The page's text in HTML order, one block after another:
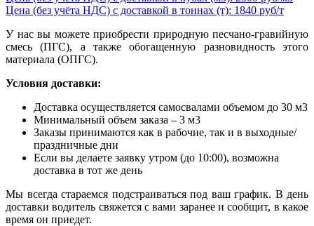
Цена (без учёта НДС) с доставкой в тоннах (т): 1840 руб/т
У нас вы можете приобрести природную песчано-гравийную
смесь (ПГС), а также обогащенную разновидность этого
материала (ОПГС).
Условия доставки:
Доставка осуществляется самосвалами объемом до 30 м3
Минимальный объем заказа – 3 м3
Заказы принимаются как в рабочие, так и в выходные/
праздничные дни
Если вы делаете заявку утром (до 10:00), возможна
доставка в тот же день
Мы всегда стараемся подстраиваться под ваш график. В день
доставки водитель свяжется с вами заранее и сообщит, в какое
время он приедет.